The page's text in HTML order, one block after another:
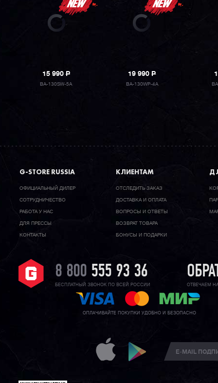
15 990P
BA-130SW-5A
19 990P
BA-130WP-4A
G-STORE RUSSIA
ОФИЦИАЛЬНЫЙ ДИЛЕР
CОТРУДНИЧЕСТВО
РАБОТА У НАС
ДЛЯ ПРЕССЫ
КОНТАКТЫ
КЛИЕНТАМ
ОТСЛЕДИТЬ ЗАКАЗ
ДОСТАВКА И ОПЛАТА
ВОПРОСЫ И ОТВЕТЫ
ВОЗВРАТ ТОВАРА
БОНУСЫ И ПОДАРКИ
8 800 555 93 36
БЕСПЛАТНЫЙ ЗВОНОК ПО ВСЕЙ РОССИИ ОТВЕЧАЕМ
ОПЛАЧИВАЙТЕ ПОКУПКИ УДОБНО И БЕЗОПАСНО